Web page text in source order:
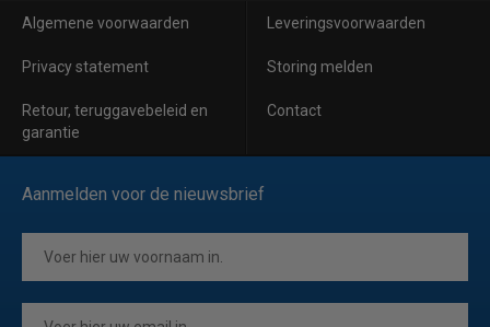
Algemene voorwaarden Leveringsvoorwaarden
Privacy statement Storing melden
Retour, teruggavebeleid en
garantie
Contact
Aanmelden voor de nieuwsbrief